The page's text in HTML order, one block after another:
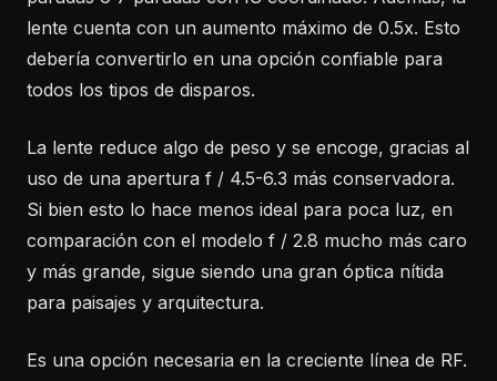
lente cuenta con un aumento máximo de 0.5x. Esto
debería convertirlo en una opción confiable para
todos los tipos de disparos.
La lente reduce algo de peso y se encoge, gracias al
uso de una apertura f / 4.5-6.3 más conservadora.
Si bien esto lo hace menos ideal para poca luz, en
comparación con el modelo f / 2.8 mucho más caro
y más grande, sigue siendo una gran óptica nítida
para paisajes y arquitectura.
Es una opción necesaria en la creciente línea de RF.